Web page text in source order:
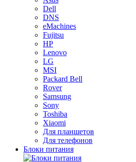
Dell
DNS
eMachines
Fujitsu
HP
Lenovo
LG
MSI
Packard Bell
Rover
Samsung
Sony
Toshiba
Xiaomi
Для планшетов
Для телефонов
Блоки питания